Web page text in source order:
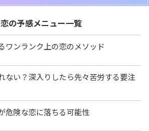
の予感メニュー一覧
ワンランク上の恋のメソッド
ない？深入りしたら先々苦労する要注
危険な恋に落ちる可能性